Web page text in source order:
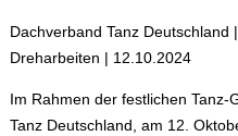
Dachverband Tanz Deutschland
Dreharbeiten | 12.10.2024
Im Rahmen der festlichen
Tanz Deutschland, am 12.